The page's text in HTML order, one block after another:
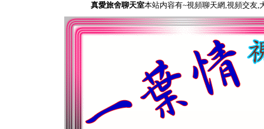
真愛旅舍聊天室本站内容有~視頻聊天網,視頻交友,